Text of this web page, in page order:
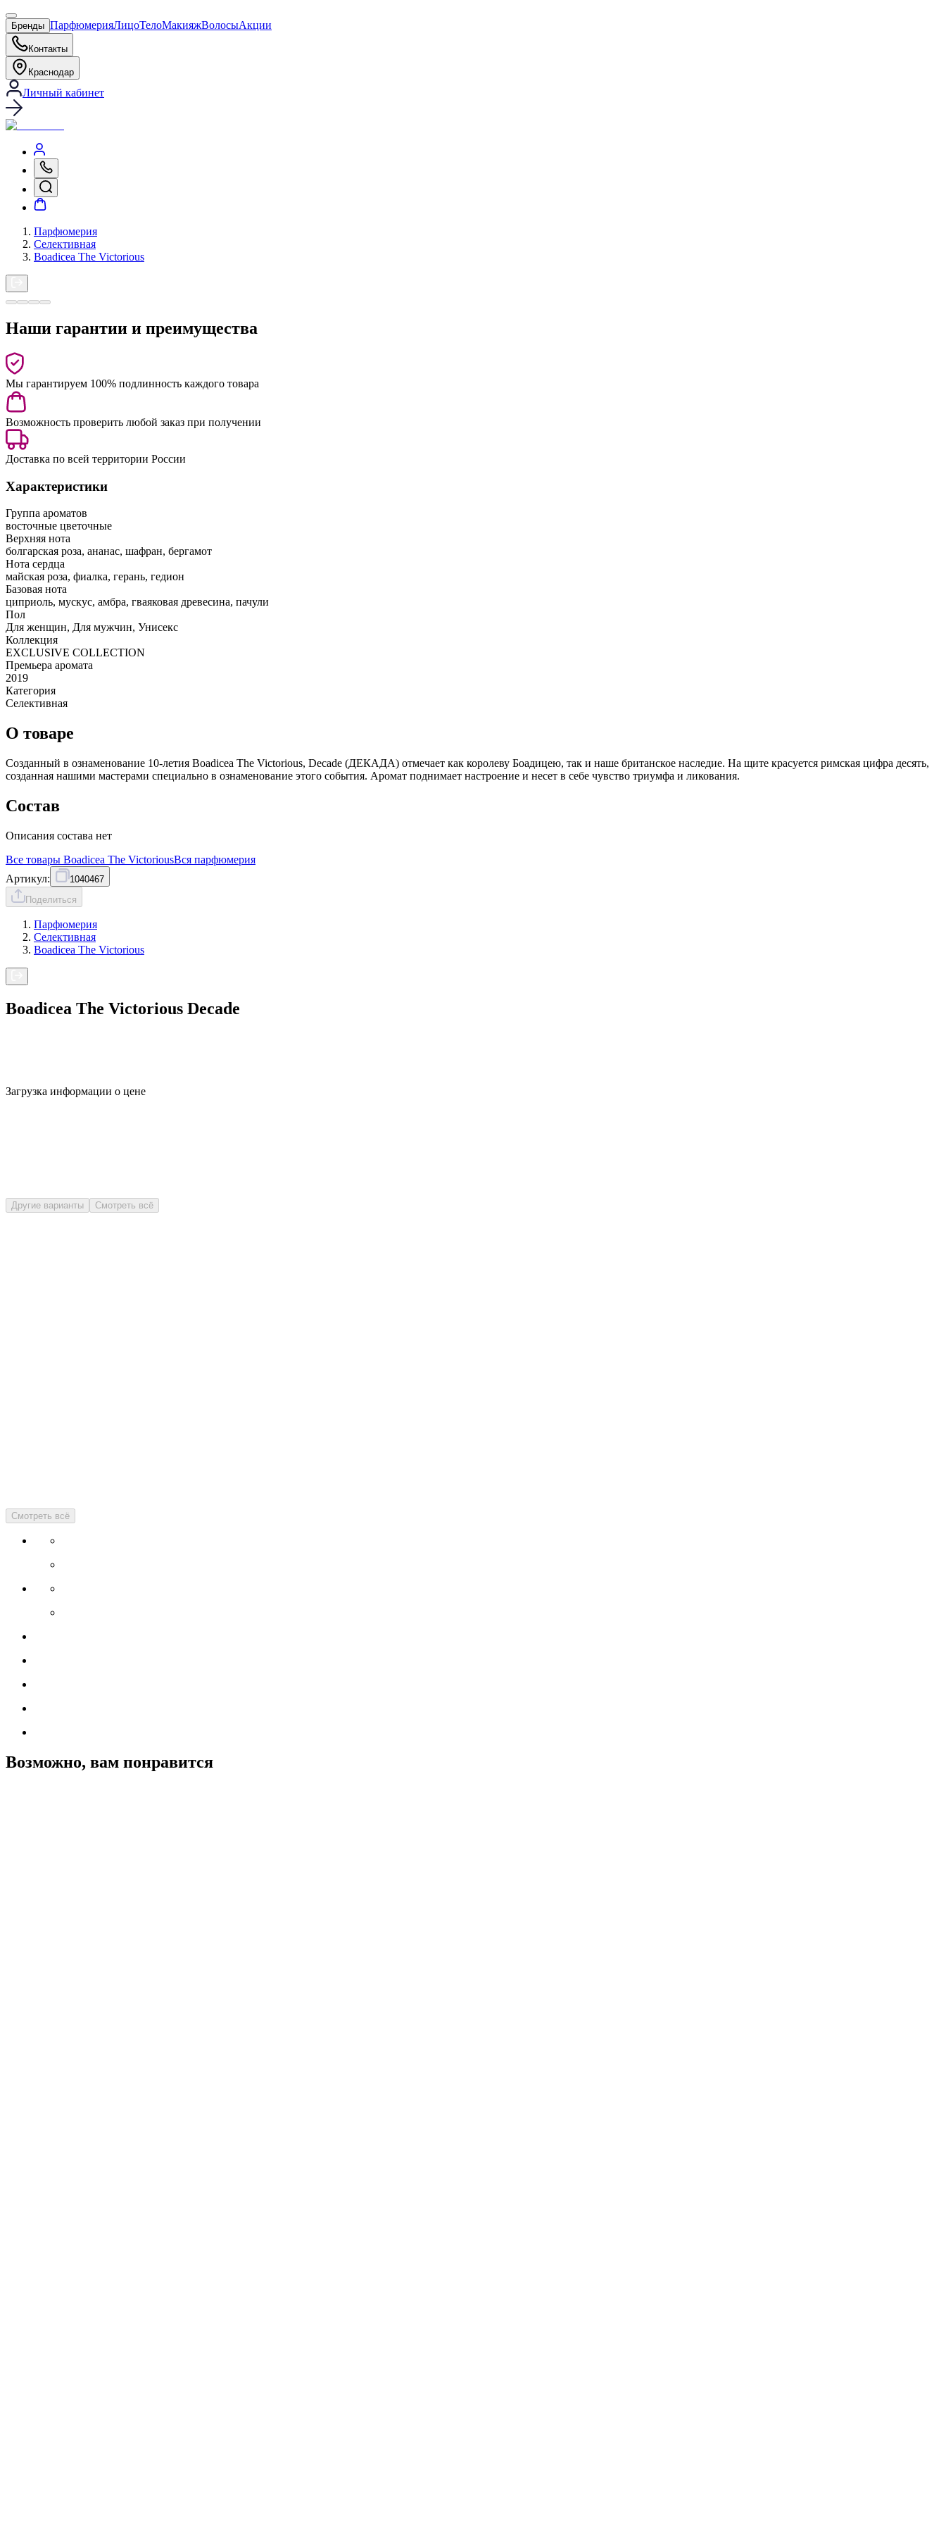
Бренды ПарфюмерияЛицоТелоМакияжВолосыАкции
Контакты
Краснодар
Личный кабинет
Парфюмерия
Селективная
Boadicea The Victorious
Наши гарантии и преимущества
Мы гарантируем 100% подлинность каждого товара
Возможность проверить любой заказ при получении
Доставка по всей территории России
Характеристики
Группа ароматов
восточные цветочные
Верхняя нота
болгарская роза, ананас, шафран, бергамот
Нота сердца
майская роза, фиалка, герань, гедион
Базовая нота
циприоль, мускус, амбра, гваяковая древесина, пачули
Пол
Для женщин, Для мужчин, Унисекс
Коллекция
EXCLUSIVE COLLECTION
Премьера аромата
2019
Категория
Селективная
О товаре
Созданный в ознаменование 10-летия Boadicea The Victorious, Decade (ДЕКАДА) отмечает как королеву Боадицею, так и наше британское наследие. На щите красуется римская цифра десять,
созданная нашими мастерами специально в ознаменование этого события. Аромат поднимает настроение и несет в себе чувство триумфа и ликования.
Состав
Описания состава нет
Все товары Boadicea The VictoriousВся парфюмерия
Артикул:
1040467
Поделиться
Парфюмерия
Селективная
Boadicea The Victorious
Boadicea The Victorious Decade
Загрузка информации о цене
Другие варианты Смотреть всё
Смотреть всё
Возможно, вам понравится